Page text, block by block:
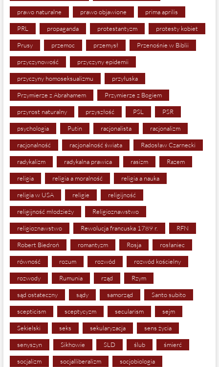
prawo naturalne prawo objawione prima aprilis
PRL propaganda protestantyzm protesty kobiet
Prusy przemoc przemysł Przenośnie w Biblii
przyczynowość przyczyny epidemii
przyczyny homoseksualizmu przyłuska
Przymierze z Abrahamem Przymierze z Bogiem
przyrost naturalny przyszłość PSL PSR
psychologia Putin racjonalista racjonalizm
racjonalność racjonalność świata Radosław Czarnecki
radykalizm radykalna prawica rasizm Razem
religia religia a moralność religia a nauka
religia w USA religie religijność
religijność młodzieży Religioznawstwo
religioznawstwo Rewolucja francuska 1789 r. RFN
Robert Biedroń romantyzm Rosja rosłaniec
równość rozum rozwód rozwód kościelny
rozwody Rumunia rząd Rzym
sąd ostateczny sądy samorząd Santo subito
scepticism sceptycyzm secularism sejm
Sekielski seks sekularyzacja sens życia
senyszyn Sikhowie SLD ślub śmierć
socjalizm socjalliberalizm socjobiologia